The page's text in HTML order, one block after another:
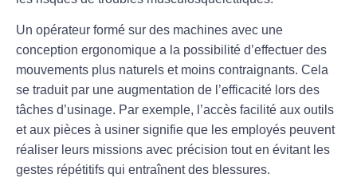
Un opérateur formé sur des machines avec une
conception ergonomique a la possibilité d’effectuer des
mouvements plus naturels et moins contraignants. Cela
se traduit par une augmentation de l’efficacité lors des
tâches d’usinage. Par exemple, l’accès facilité aux outils
et aux pièces à usiner signifie que les employés peuvent
réaliser leurs missions avec précision tout en évitant les
gestes répétitifs qui entraînent des blessures.